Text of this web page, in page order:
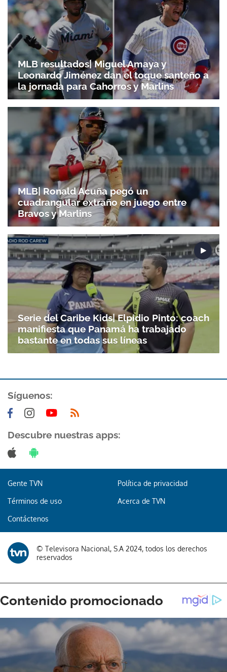
Gracias por suscribirte a nuestro boletín.
MLB resultados| Miguel Amaya y
Leonardo Jiménez dan el toque santeño a
la jornada para Cahorros y Marlins
MLB| Ronald Acuña pegó un
cuadrangular extraño en juego entre
Bravos y Marlins
Serie del Caribe Kids| Elpidio Pinto: coach
manifiesta que Panamá ha trabajado
bastante en todas sus líneas
Síguenos:
Descubre nuestras apps:
Gente TVN Política de privacidad
Términos de uso Acerca de TVN
Contáctenos
© Televisora Nacional, S.A 2024, todos los derechos
reservados